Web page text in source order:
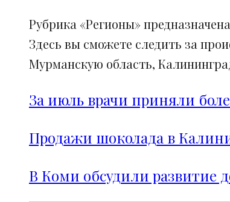
Рубрика «Регионы»
Здесь вы сможете следить за
Мурманскую область,
За июль врачи приняли
Продажи шоколада в
В Коми обсудили развитие